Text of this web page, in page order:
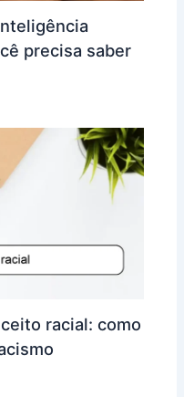
precisa saber
racial: como